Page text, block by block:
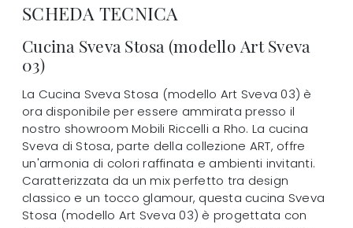
SCHEDA TECNICA
Cucina Sveva Stosa (modello Art Sveva
03)
La Cucina Sveva Stosa (modello Art Sveva 03) è
ora disponibile per essere ammirata presso il
nostro showroom Mobili Riccelli a Rho. La cucina
Sveva di Stosa, parte della collezione ART, offre
un'armonia di colori raffinata e ambienti invitanti.
Caratterizzata da un mix perfetto tra design
classico e un tocco glamour, questa cucina Sveva
Stosa (modello Art Sveva 03) è progettata con